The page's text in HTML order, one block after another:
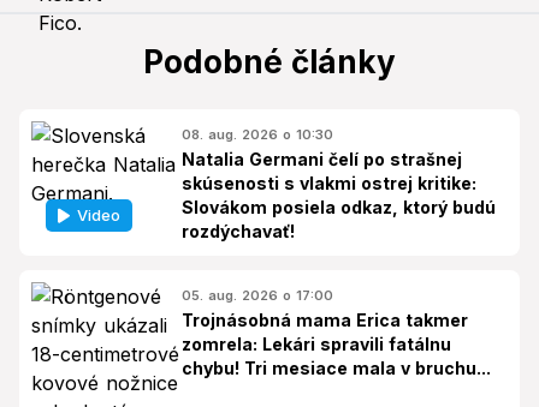
Podobné články
Video
08. aug. 2026 o 10:30
Natalia Germani čelí po strašnej
skúsenosti s vlakmi ostrej kritike:
Slovákom posiela odkaz, ktorý budú
rozdýchavať!
05. aug. 2026 o 17:00
Trojnásobná mama Erica takmer
zomrela: Lekári spravili fatálnu
chybu! Tri mesiace mala v bruchu...